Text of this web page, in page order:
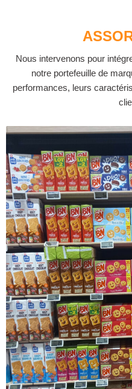
Nous intervenons pour
notre portefeuille de
performances, leurs